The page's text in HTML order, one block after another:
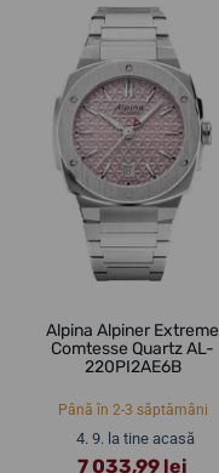
Alpina Alpiner Extreme
Comtesse Quartz AL-
220PI2AE6B
Până în 2-3 săptămâni
4. 9. la tine acasă
7 033,99 lei